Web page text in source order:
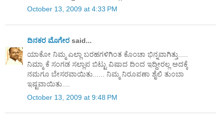
October 13, 2009 at 4:33 PM
ದಿನಕರ ಮೊಗೇರ said...
ಯಾಕೋ ನಿಮ್ಮ ಎಲ್ಲಾ ಬರಹಗಳಿಗಿಂತ ಕೊಂಚಾ ಭಿನ್ನವಾಗಿತ್ತು.....
ನಿಮ್ಮಾ ಕೆ ಸಂಗಡ ಸಲ್ಲಾಪ ಬಿಟ್ಟು ವಿಷಾದ ದಿಂದ ಇದ್ದೀರಲ್ಲ ಅದಕ್ಕೆ
ನಮಗೂ ಬೇಸರವಾಯಿತು...... ನಿಮ್ಮ ನಿರೂಪಣಾ ಶೈಲಿ ತುಂಬಾ
ಇಷ್ಟವಾಯಿತು....
October 13, 2009 at 9:48 PM